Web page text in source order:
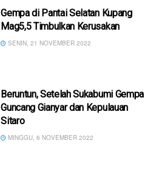
Gempa di Pantai Selatan Kupang
Mag5,5 Timbulkan Kerusakan
SENIN, 21 NOVEMBER 2022
Beruntun, Setelah Sukabumi Gempa
Guncang Gianyar dan Kepulauan
Sitaro
MINGGU, 6 NOVEMBER 2022